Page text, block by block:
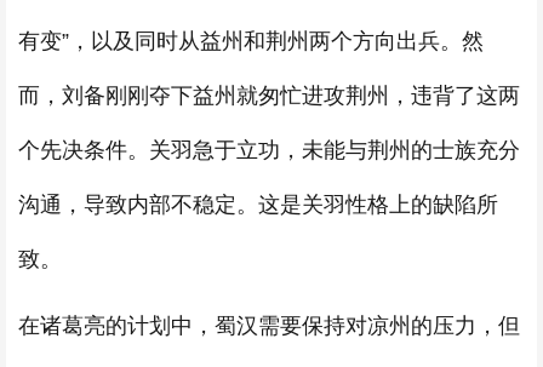
有变”，以及同时从益州和荆州两个方向出兵。然
而，刘备刚刚夺下益州就匆忙进攻荆州，违背了这两
个先决条件。关羽急于立功，未能与荆州的士族充分
沟通，导致内部不稳定。这是关羽性格上的缺陷所
致。
在诸葛亮的计划中，蜀汉需要保持对凉州的压力，但